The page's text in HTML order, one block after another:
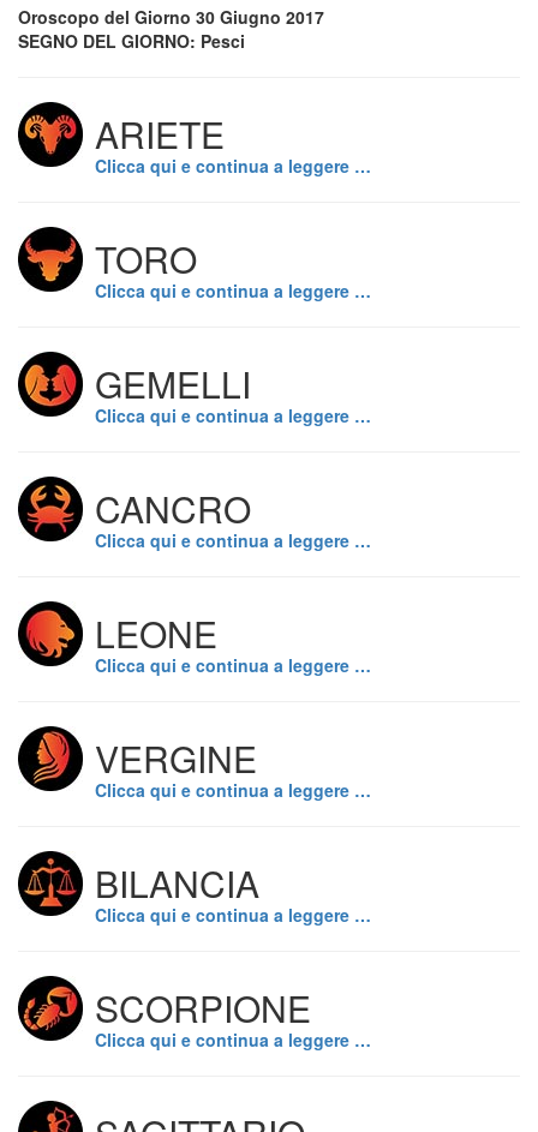
Oroscopo del Giorno 30 Giugno 2017
SEGNO DEL GIORNO: Pesci
ARIETE
Clicca qui e continua a leggere …
TORO
Clicca qui e continua a leggere …
GEMELLI
Clicca qui e continua a leggere …
CANCRO
Clicca qui e continua a leggere …
LEONE
Clicca qui e continua a leggere …
VERGINE
Clicca qui e continua a leggere …
BILANCIA
Clicca qui e continua a leggere …
SCORPIONE
Clicca qui e continua a leggere …